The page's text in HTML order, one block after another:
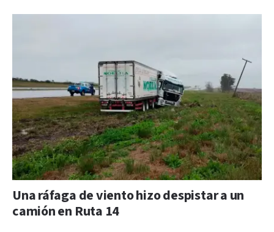
Una ráfaga de viento hizo despistar a un
camión en Ruta 14